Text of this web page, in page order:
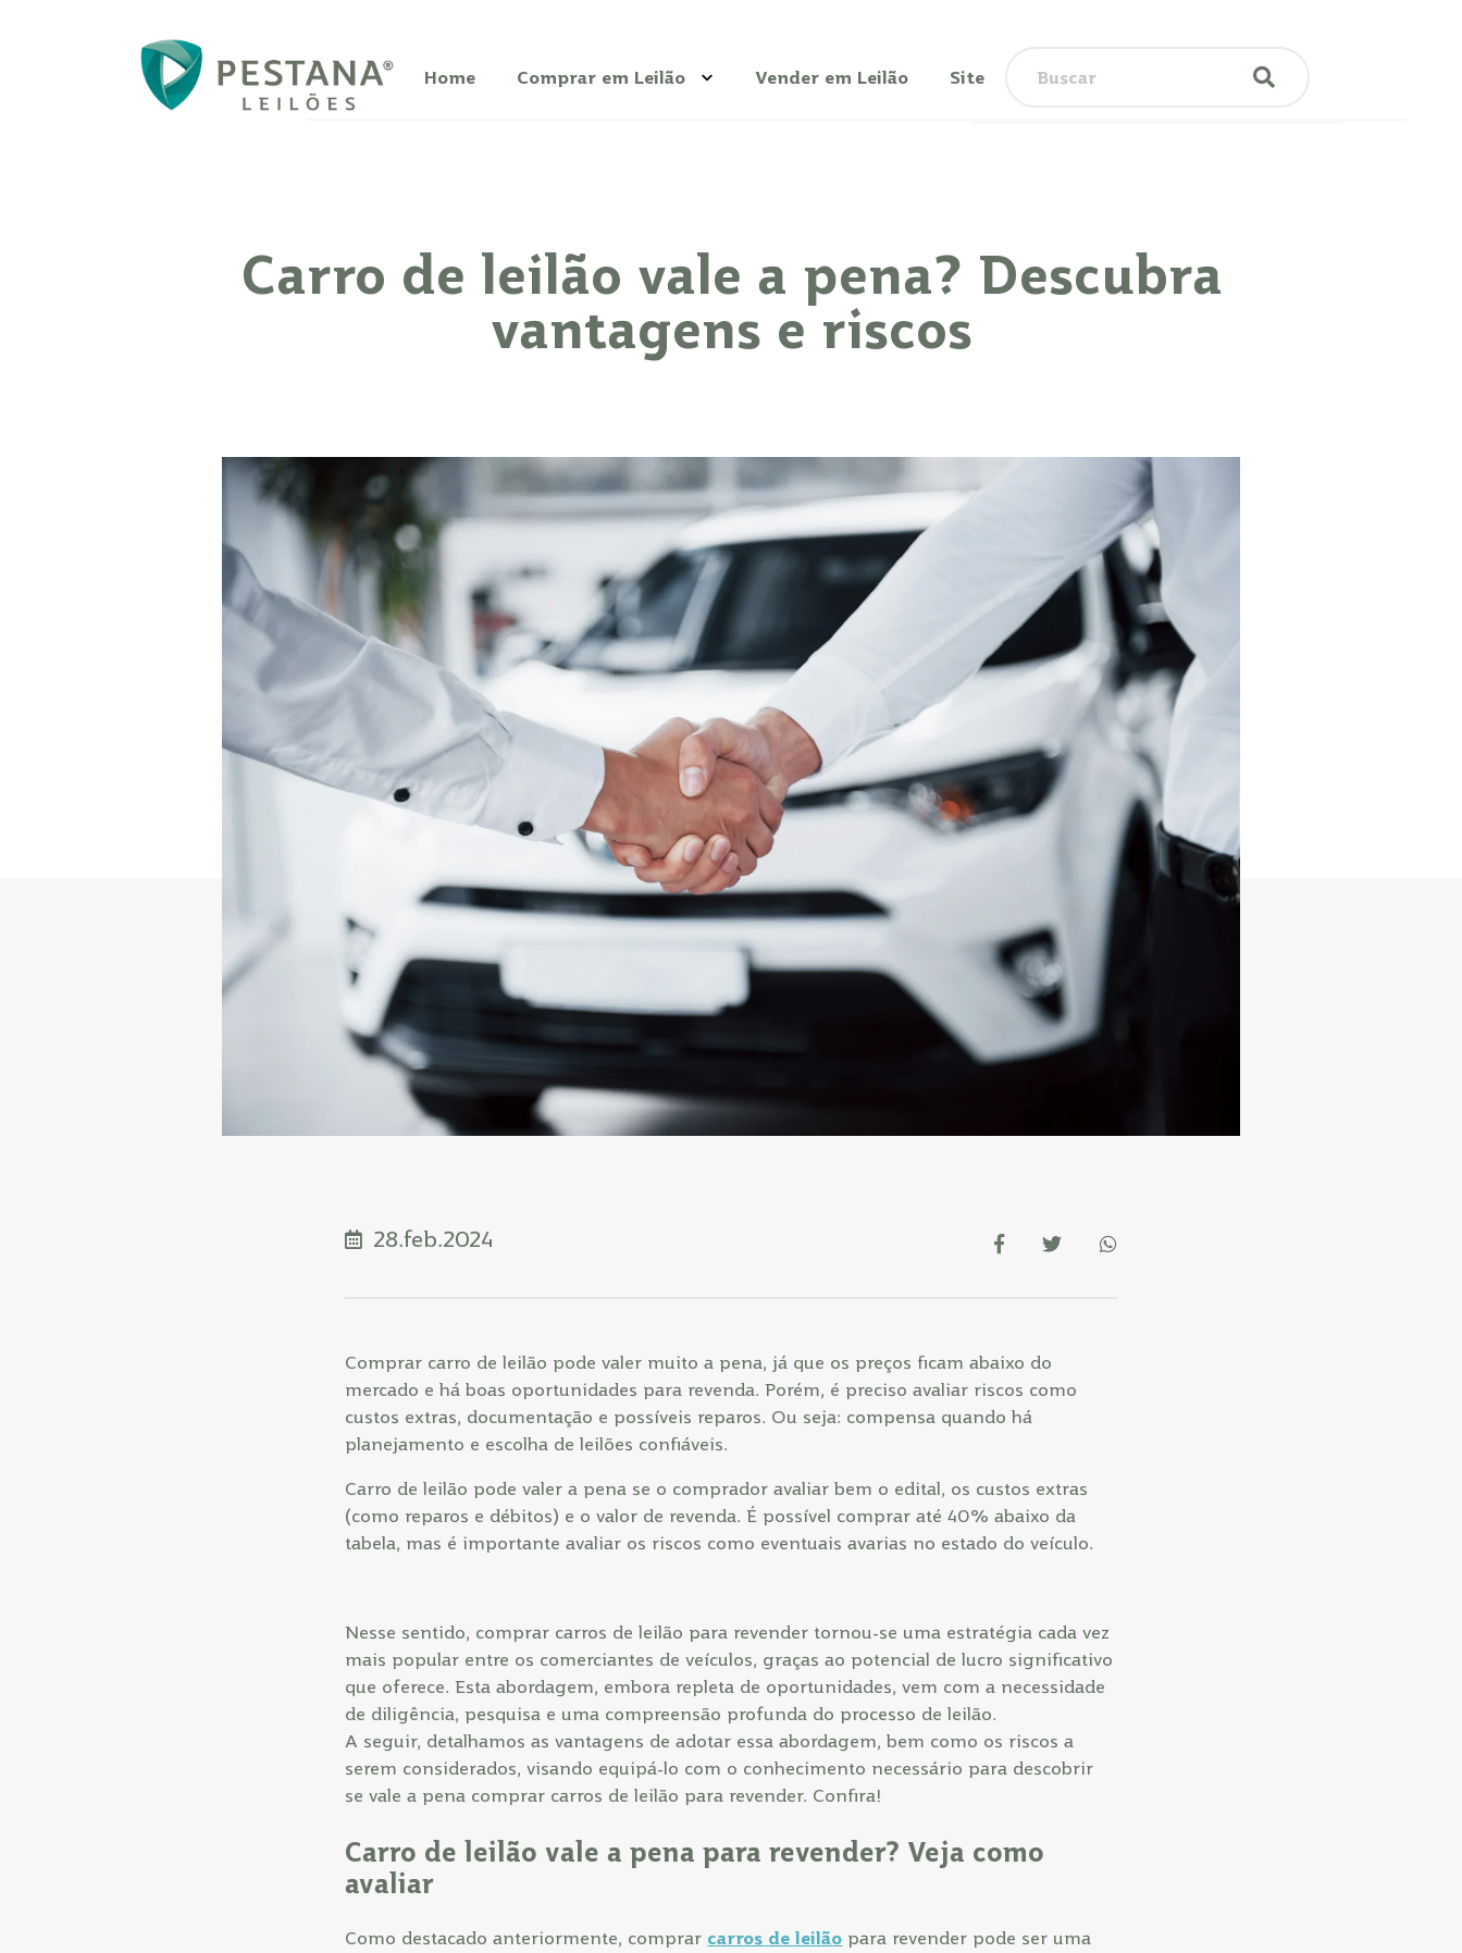
Home Comprar em Leilão Vender em Leilão
Dicas
Site
Carro de leilão vale a pena? Descubra
vantagens e riscos
28.feb.2024
Comprar carro de leilão pode valer muito a pena, já que os preços ficam abaixo do
mercado e há boas oportunidades para revenda. Porém, é preciso avaliar riscos como
custos extras, documentação e possíveis reparos. Ou seja: compensa quando há
planejamento e escolha de leilões confiáveis.
Carro de leilão pode valer a pena se o comprador avaliar bem o edital, os custos extras
(como reparos e débitos) e o valor de revenda. É possível comprar até 40% abaixo da
tabela, mas é importante avaliar os riscos como eventuais avarias no estado do veículo.
Nesse sentido, comprar carros de leilão para revender tornou-se uma estratégia cada vez
mais popular entre os comerciantes de veículos, graças ao potencial de lucro significativo
que oferece. Esta abordagem, embora repleta de oportunidades, vem com a necessidade
de diligência, pesquisa e uma compreensão profunda do processo de leilão.
A seguir, detalhamos as vantagens de adotar essa abordagem, bem como os riscos a
serem considerados, visando equipá-lo com o conhecimento necessário para descobrir
se vale a pena comprar carros de leilão para revender. Confira!
Carro de leilão vale a pena para revender? Veja como
avaliar
Como destacado anteriormente, comprar carros de leilão para revender pode ser uma